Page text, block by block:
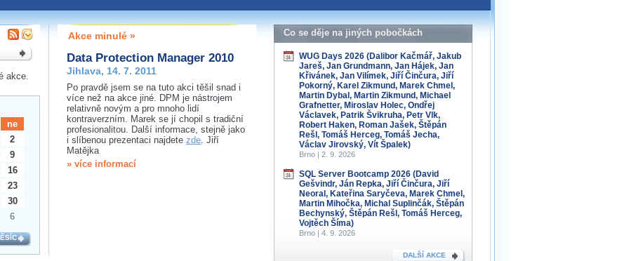
organizátory této
kontaktovat na e-mailu:
akce.
ne
2
9
16
23
30
6
Akce minulé »
Data Protection Manager 2010
Jihlava, 14. 7. 2011
Po pravdě jsem se na tuto akci těšil snad i
více než na akce jiné. DPM je nástrojem
relativně novým a pro mnoho lidí
kontraverzním. Marek se jí chopil s tradiční
profesionalitou. Další informace, stejně jako
i slíbenou prezentaci najdete zde. Jiří
Matějka
» více informací
Co se děje na jiných pobočkách
WUG Days 2026 (Dalibor Kačmář, Jakub
Jareš, Jan Grundmann, Jan Hájek, Jan
Křivánek, Jan Vilímek, Jiří Činčura, Jiří
Pokorný, Karel Zikmund, Marek Chmel,
Martin Dybal, Martin Zikmund, Michael
Grafnetter, Miroslav Holec, Ondřej
Václavek, Patrik Švikruha, Petr Vlk,
Robert Haken, Roman Jašek, Štěpán
Rešl, Tomáš Herceg, Tomáš Jecha,
Václav Jirovský, Vít Špalek)
Brno | 2. 9. 2026
SQL Server Bootcamp 2026 (David
Gešvindr, Ján Repka, Jiří Činčura, Jiří
Neoral, Kateřina Saryčeva, Marek Chmel,
Martin Mihočka, Michal Suplinčák, Štěpán
Bechynský, Štěpán Rešl, Tomáš Herceg,
Vojtěch Šíma)
Brno | 4. 9. 2026
DALŠÍ AKCE